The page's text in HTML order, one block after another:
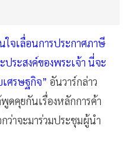
จเลื่อนการประกาศภาษี
ระสงค์ของพระเจ้า นี่จะ
ศรษฐกิจ” อันวาร์กล่าว
ดคุยกันเรื่องหลักการค้า
าจะมาร่วมประชุมผู้นำ